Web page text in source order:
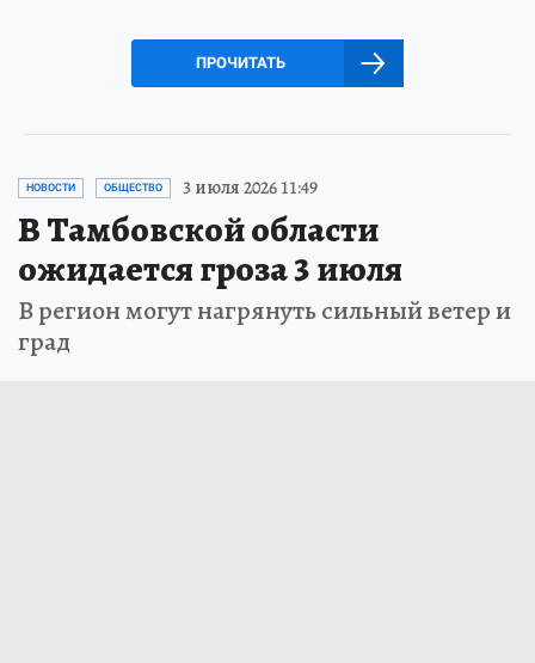
ПРОЧИТАТЬ
НОВОСТИ ОБЩЕСТВО 3 июля 2026 11:49
В Тамбовской области
ожидается гроза 3 июля
В регион могут нагрянуть сильный ветер и
град